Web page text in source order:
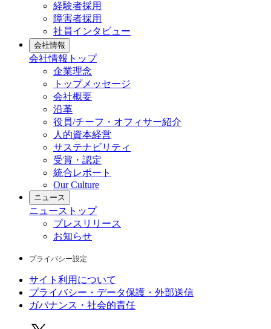
経験者採用
障害者採用
社員インタビュー
会社情報
会社情報 トップ
企業理念
トップメッセージ
会社概要
沿革
役員/チーフ・オフィサー紹介
人的資本経営
サステナビリティ
受賞・認定
統合レポート
Our Culture
ニュース
ニュース トップ
プレスリリース
お知らせ
プライバシー設定
サイト利用について
プライバシー・データ保護・外部送信
ガバナンス・社会的責任